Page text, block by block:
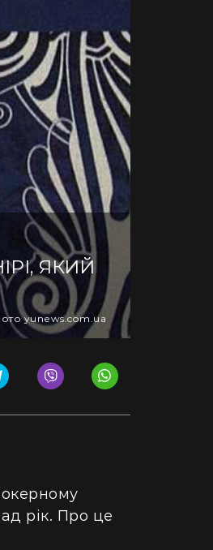
ЯКИЙ
yunews.com.ua
рік. Про це